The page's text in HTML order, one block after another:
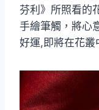
芬利》所照看的
手繪筆觸，將心
好運,即將在花叢